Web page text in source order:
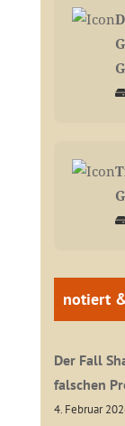
notiert
Der Fall
falschen
4. Februar